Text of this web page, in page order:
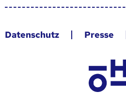
Datenschutz Presse